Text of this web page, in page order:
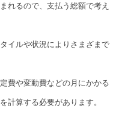
れるので、支払う総額で考え
イルや状況によりさまざまで
費や変動費などの月にかかる
計算する必要があります。